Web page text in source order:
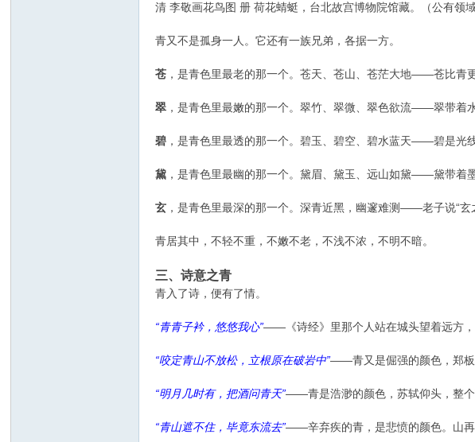
清 李敬画花鸟图 册 荷花蜻蜓，台北故宫博物院馆藏。（公有领域
青又不是孤身一人。它还有一族兄弟，各据一方。
苍 ，是青色里最老的那一个。苍天、苍山、苍茫大地——苍比青
翠 ，是青色里最嫩的那一个。翠竹、翠微、翠色欲流——翠带着
碧 ，是青色里最透的那一个。碧玉、碧空、碧水蓝天——碧是光
黛 ，是青色里最幽的那一个。黛眉、黛玉、远山如黛——黛带着
玄 ，是青色里最深的那一个。深青近黑，幽邃难测——老子说“玄
青居其中，不轻不重，不嫩不老，不浅不浓，不明不暗。
三、诗意之青
青入了诗，便有了情。
“青青子衿，悠悠我心”——《诗经》里那个人站在城头望着远方，
“咬定青山不放松，立根原在破岩中”——青又是倔强的颜色，郑板
“明月几时有，把酒问青天”——青是浩渺的颜色，苏轼仰头，整个
“青山遮不住，毕竟东流去”——辛弃疾的青，是悲愤的颜色。山再